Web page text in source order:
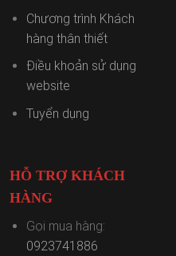
Chương trình Khách
hàng thân thiết
Điều khoản sử dụng
website
Tuyển dụng
HỖ TRỢ KHÁCH
HÀNG
Gọi mua hàng:
0923741886